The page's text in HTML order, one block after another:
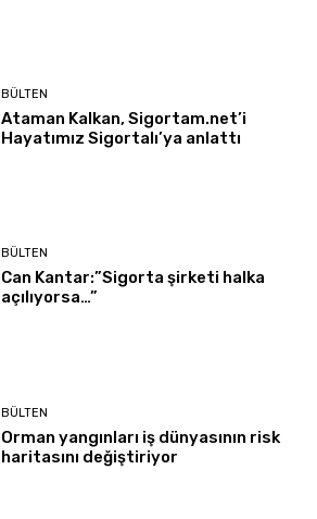
BÜLTEN
Ataman Kalkan, Sigortam.net’i
Hayatımız Sigortalı’ya anlattı
BÜLTEN
Can Kantar:”Sigorta şirketi halka
açılıyorsa…”
BÜLTEN
Orman yangınları iş dünyasının risk
haritasını değiştiriyor